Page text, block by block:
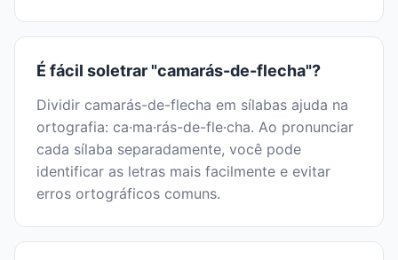
É fácil soletrar "camarás-de-flecha"?
Dividir camarás-de-flecha em sílabas ajuda na
ortografia: ca·ma·rás-de-fle·cha. Ao pronunciar
cada sílaba separadamente, você pode
identificar as letras mais facilmente e evitar
erros ortográficos comuns.